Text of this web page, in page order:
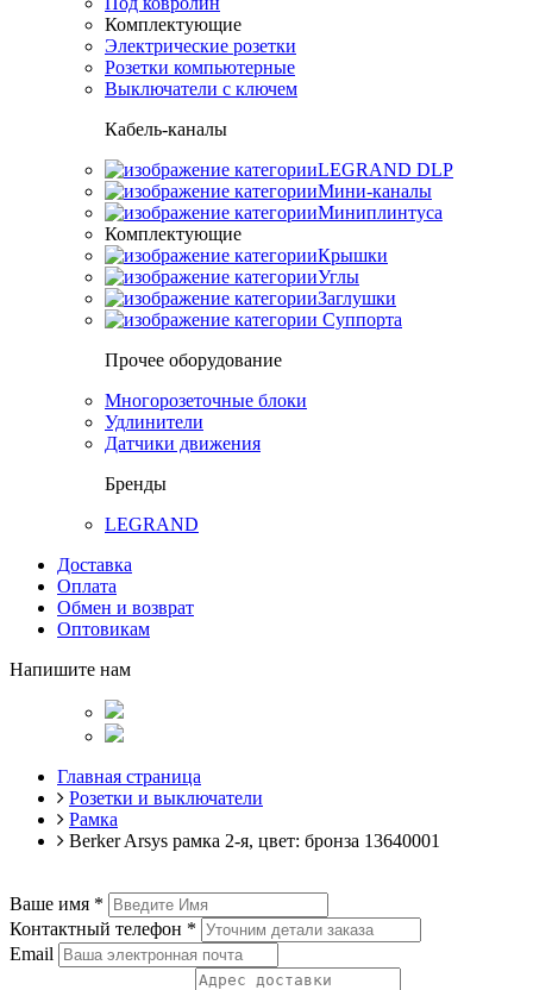
Комплектующие
Электрические розетки
Розетки компьютерные
Выключатели с ключем
Кабель-каналы
LEGRAND DLP
Мини-каналы
Миниплинтуса
Комплектующие
Крышки
Углы
Заглушки
Суппорта
Прочее оборудование
Многорозеточные блоки
Удлинители
Датчики движения
Бренды
LEGRAND
Доставка
Оплата
Обмен и возврат
Оптовикам
Напишите нам
Главная страница
Розетки и выключатели
Рамка
Berker Arsys рамка 2-я, цвет: бронза 13640001
Ваше имя *
Контактный телефон *
Email